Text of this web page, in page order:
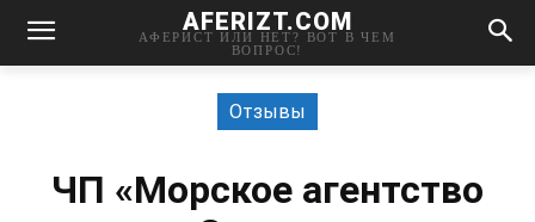
AFERIZT.COM
АФЕРИСТ ИЛИ НЕТ? ВОТ В ЧЕМ
ВОПРОС!
Отзывы
ЧП «Морское агентство